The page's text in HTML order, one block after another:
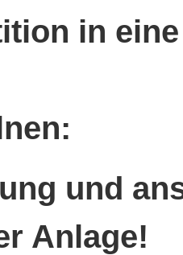
in
und
Anlage!